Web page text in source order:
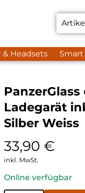
& Headsets
Ladegarät
Silber Weiss
33,90 €
inkl. MwSt.
Online verfügbar